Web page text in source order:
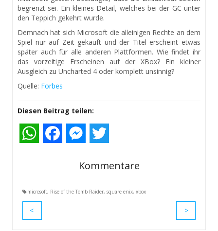
begrenzt sei. Ein kleines Detail, welches bei der GC unter
den Teppich gekehrt wurde.
Demnach hat sich Microsoft die alleinigen Rechte an dem
Spiel nur auf Zeit gekauft und der Titel erscheint etwas
später auch für alle anderen Plattformen. Wie findet ihr
das vorzeitige Erscheinen auf der XBox? Ein kleiner
Ausgleich zu Uncharted 4 oder komplett unsinnig?
Quelle: Forbes
Diesen Beitrag teilen:
WhatsAppFacebookMessenger
Kommentare
microsoft, Rise of the Tomb Raider, square enix, xbox
< >